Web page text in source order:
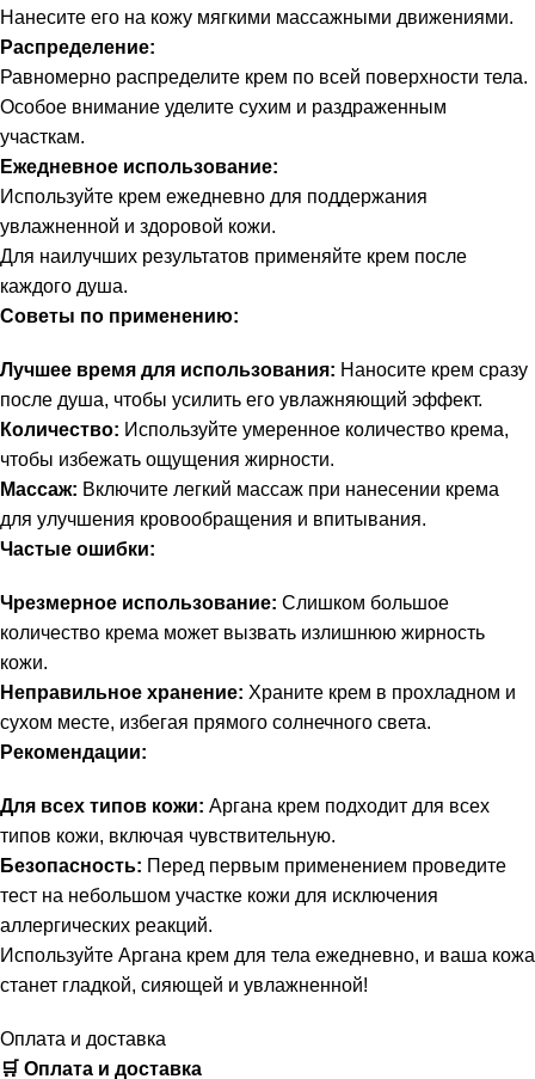
Нанесите его на кожу мягкими массажными движениями.
Распределение:
Равномерно распределите крем по всей поверхности тела.
Особое внимание уделите сухим и раздраженным
участкам.
Ежедневное использование:
Используйте крем ежедневно для поддержания
увлажненной и здоровой кожи.
Для наилучших результатов применяйте крем после
каждого душа.
Советы по применению:
Лучшее время для использования: Наносите крем сразу
после душа, чтобы усилить его увлажняющий эффект.
Количество: Используйте умеренное количество крема,
чтобы избежать ощущения жирности.
Массаж: Включите легкий массаж при нанесении крема
для улучшения кровообращения и впитывания.
Частые ошибки:
Чрезмерное использование: Слишком большое
количество крема может вызвать излишнюю жирность
кожи.
Неправильное хранение: Храните крем в прохладном и
сухом месте, избегая прямого солнечного света.
Рекомендации:
Для всех типов кожи: Аргана крем подходит для всех
типов кожи, включая чувствительную.
Безопасность: Перед первым применением проведите
тест на небольшом участке кожи для исключения
аллергических реакций.
Используйте Аргана крем для тела ежедневно, и ваша кожа
станет гладкой, сияющей и увлажненной!
Оплата и доставка
🛒 Оплата и доставка